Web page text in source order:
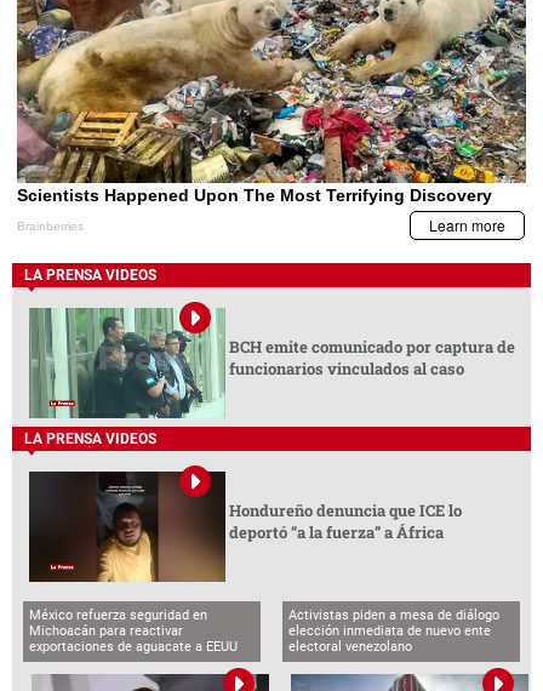
LA PRENSA VIDEOS
BCH emite comunicado por captura de
funcionarios vinculados al caso
LA PRENSA VIDEOS
Hondureño denuncia que ICE lo
deportó “a la fuerza” a África
México refuerza seguridad en
Michoacán para reactivar
exportaciones de aguacate a EEUU
Activistas piden a mesa de diálogo
elección inmediata de nuevo ente
electoral venezolano